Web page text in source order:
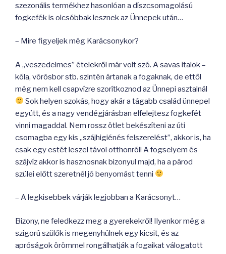
szezonális termékhez hasonlóan a díszcsomagolású
fogkefék is olcsóbbak lesznek az Ünnepek után…
– Mire figyeljek még Karácsonykor?
A „veszedelmes” ételekről már volt szó. A savas italok –
kóla, vörösbor stb. szintén ártanak a fogaknak, de ettől
még nem kell csapvízre szorítkoznod az Ünnepi asztalnál
Sok helyen szokás, hogy akár a tágabb család ünnepel
együtt, és a nagy vendégjárásban elfelejtesz fogkefét
vinni magaddal. Nem rossz ötlet bekészíteni az úti
csomagba egy kis „szájhigiénés felszerelést”, akkor is, ha
csak egy estét leszel távol otthonról! A fogselyem és
szájvíz akkor is hasznosnak bizonyul majd, ha a párod
szülei előtt szeretnél jó benyomást tenni
– A legkisebbek várják legjobban a Karácsonyt…
Bizony, ne feledkezz meg a gyerekekről! Ilyenkor még a
szigorú szülők is megenyhülnek egy kicsit, és az
apróságok örömmel rongálhatják a fogaikat válogatott